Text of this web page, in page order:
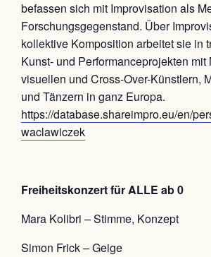
befassen sich mit Improvisation als
Forschungsgegenstand. Über
kollektive Komposition arbeitet sie in
Kunst- und Performanceprojekten mit
visuellen und Cross-Over-Künstlern,
und Tänzern in ganz Europa.
https://database.shareimpro.eu/en/
waclawiczek
Freiheitskonzert für ALLE ab 0
Mara Kolibri – Stimme, Konzept
Simon Frick – Geige